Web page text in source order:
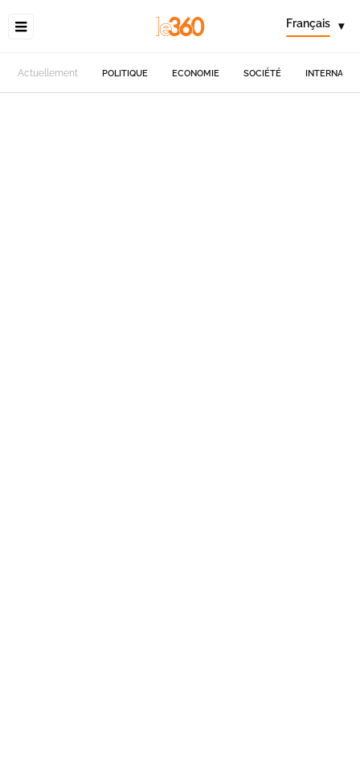
Français ▾
Actuellement POLITIQUE ECONOMIE SOCIÉTÉ